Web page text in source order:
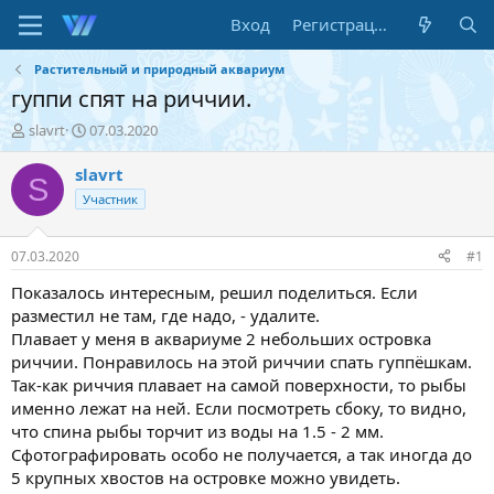
Вход Регистрация
Растительный и природный аквариум
гуппи спят на риччии.
А
в
т
о
т
е
м
ы
slavrt
Д
а
т
а
н
а
л
07.03.2020
S slavrt
Участник
07.03.2020 #1
Показалось интересным, решил поделиться. Если
разместил не там, где надо, - удалите.
Плавает у меня в аквариуме 2 небольших островка
риччии. Понравилось на этой риччии спать гуппёшкам.
Так-как риччия плавает на самой поверхности, то рыбы
именно лежат на ней. Если посмотреть сбоку, то видно,
что спина рыбы торчит из воды на 1.5 - 2 мм.
Сфотографировать особо не получается, а так иногда до
5 крупных хвостов на островке можно увидеть.